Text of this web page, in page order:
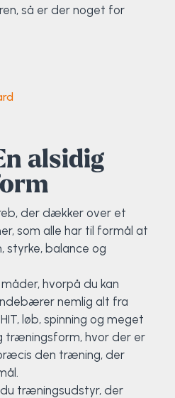
så er der noget for
alsidig
der dækker over et
som alle har til formål at
styrke, balance og
hvorpå du kan
nemlig alt fra
løb, spinning og meget
træningsform, hvor der er
den træning, der
træningsudstyr, der